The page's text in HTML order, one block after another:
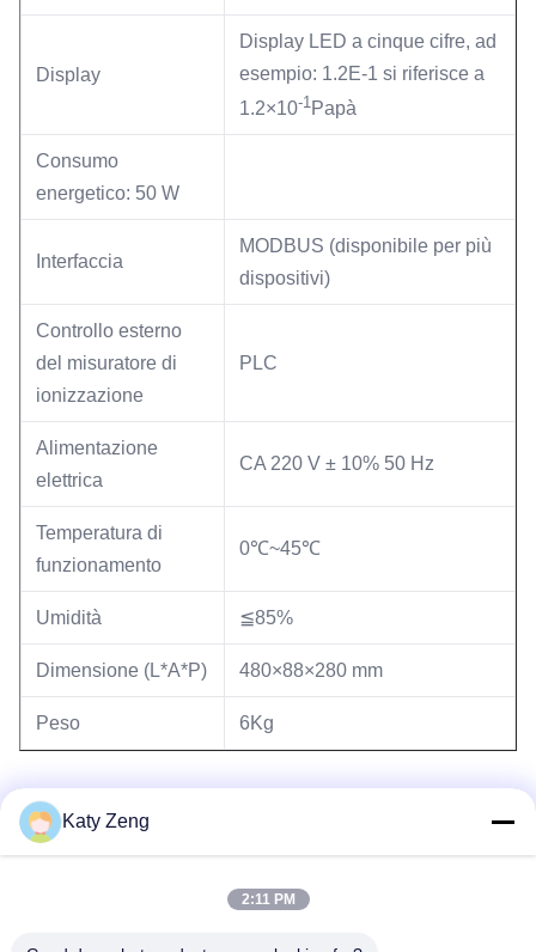
Display
Display LED a cinque cifre, ad
esempio: 1.2E-1 si riferisce a
1.2×10-1Papà
Consumo
energetico: 50 W
Interfaccia
MODBUS (disponibile per più
dispositivi)
Controllo esterno
del misuratore di
ionizzazione
PLC
Alimentazione
elettrica
CA 220 V ± 10% 50 Hz
Temperatura di
funzionamento
0℃~45℃
Umidità ≦85%
Dimensione (L*A*P) 480×88×280 mm
Peso 6Kg
.
Katy Zeng
2:11 PM